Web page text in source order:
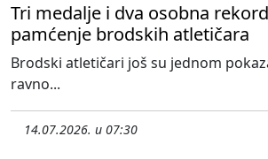
Tri medalje i dva osobna
pamćenje brodskih atletičara
Brodski atletičari još su jednom
ravno...
14.07.2026. u 07:30